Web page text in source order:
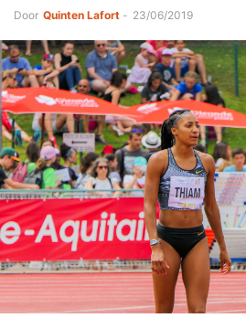
Door Quinten Lafort - 23/06/2019